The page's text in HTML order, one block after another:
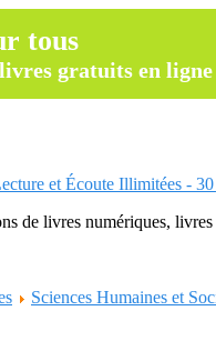
tous
gratuits en ligne
et Écoute Illimitées -
de livres numériques,
Sciences Humaines et